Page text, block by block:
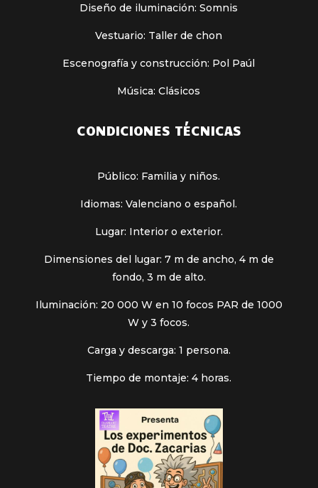
Diseño de iluminación: Somnis
Vestuario: Taller de chon
Escenografía y construcción: Pol Paúl
Música: Clásicos
CONDICIONES TÉCNICAS
Público: Familia y niños.
Idiomas: Valenciano o español.
Lugar: Interior o exterior.
Dimensiones del lugar: 7 m de ancho, 4 m de
fondo, 3 m de alto.
Iluminación: 20 000 W en 10 focos PAR de 1000
W y 3 focos.
Carga y descarga: 1 persona.
Tiempo de montaje: 4 horas.